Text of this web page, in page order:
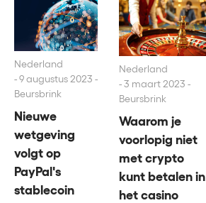
Nederland
9 augustus 2023 -
Beursbrink
Nieuwe
wetgeving
volgt op
PayPal's
stablecoin
Nederland
3 maart 2023 -
Beursbrink
Waarom je
voorlopig niet
met crypto
kunt betalen in
het casino